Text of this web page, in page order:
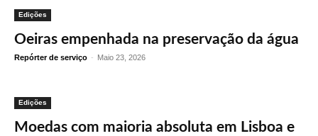
Edições
Oeiras empenhada na preservação da água
Repórter de serviço - Maio 23, 2026
Edições
Moedas com maioria absoluta em Lisboa e